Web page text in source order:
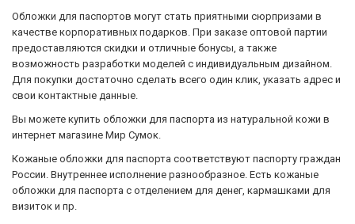
Обложки для паспортов могут стать приятными сюрпризами в
качестве корпоративных подарков. При заказе оптовой партии
предоставляются скидки и отличные бонусы, а также
возможность разработки моделей с индивидуальным дизайном.
Для покупки достаточно сделать всего один клик, указать адрес и
свои контактные данные.
Вы можете купить обложки для паспорта из натуральной кожи в
интернет магазине Мир Сумок.
Кожаные обложки для паспорта соответствуют паспорту граждан
России. Внутреннее исполнение разнообразное. Есть кожаные
обложки для паспорта с отделением для денег, кармашками для
визиток и пр.